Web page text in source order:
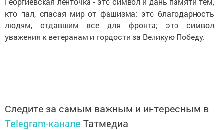
кто пал, спасая мир от фашизма; это благодарность
людям, отдавшим все для фронта; это символ
уважения к ветеранам и гордости за Великую Победу.
Следите за самым важным и интересным в
Telegram-канале Татмедиа